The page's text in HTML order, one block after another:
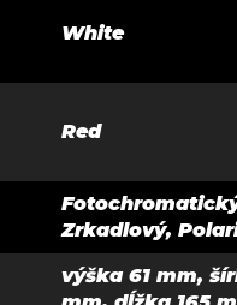
White
Red
Zrkadlový,
výška 61 mm,